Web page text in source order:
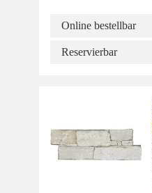
Online bestellbar
Reservierbar